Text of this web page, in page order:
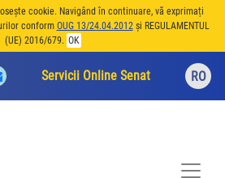
cookie. Navigând în continuare, vă exprimați
conform OUG 13/24.04.2012și REGULAMENTUL
(UE) 2016/679. OK
Servicii Online Senat RO